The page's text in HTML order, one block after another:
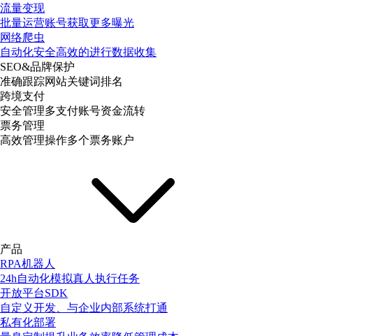
流量变现
批量运营账号获取更多曝光
网络爬虫
自动化安全高效的进行数据收集
SEO&品牌保护
准确跟踪网站关键词排名
跨境支付
安全管理多支付账号资金流转
票务管理
高效管理操作多个票务账户
产品
RPA机器人
24h自动化模拟真人执行任务
开放平台SDK
自定义开发、与企业内部系统打通
私有化部署